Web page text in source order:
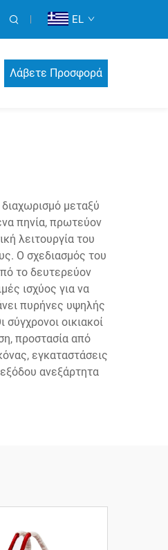
EL
Λάβετε Προσφορά
μεταξύ
πηνία, πρωτεύον
λειτουργία του
Ο σχεδιασμός του
το δευτερεύον
ισχύος για να
πυρήνες υψηλής
οικιακοί
προστασία από
εγκαταστάσεις
ανεξάρτητα